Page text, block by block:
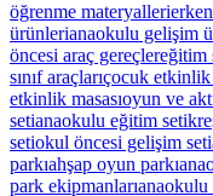
öğrenme materyalleri
ürünlerianaokulu gelişim
öncesi araç gereçlereğitim
sınıf araçlarıçocuk etkinlik
etkinlik masasıoyun ve
setianaokulu eğitim seti
setiokul öncesi gelişim seti
parkıahşap oyun parkı
park ekipmanlarıanaokulu